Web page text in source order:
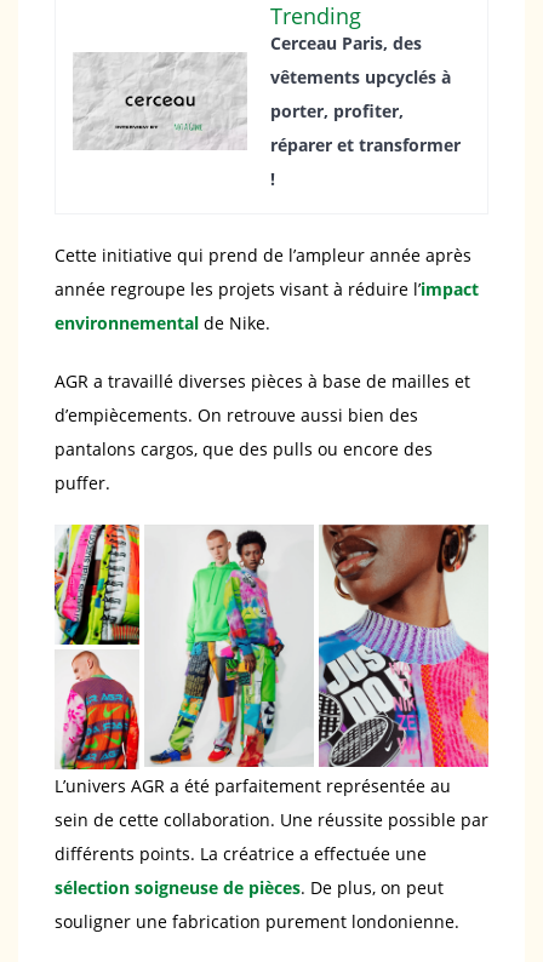
Trending
Cerceau Paris, des
vêtements upcyclés à
porter, profiter,
réparer et transformer
!
Cette initiative qui prend de l’ampleur année après
année regroupe les projets visant à réduire l’impact
environnemental de Nike.
AGR a travaillé diverses pièces à base de mailles et
d’empiècements. On retrouve aussi bien des
pantalons cargos, que des pulls ou encore des
puffer.
L’univers AGR a été parfaitement représentée au
sein de cette collaboration. Une réussite possible par
différents points. La créatrice a effectuée une
sélection soigneuse de pièces. De plus, on peut
souligner une fabrication purement londonienne.